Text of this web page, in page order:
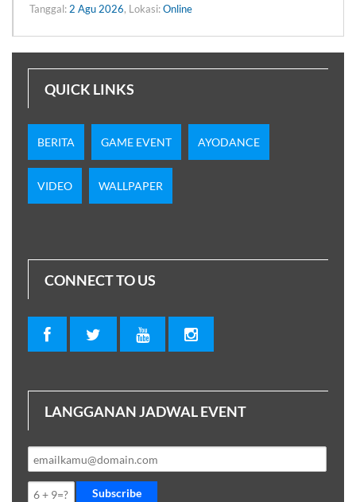
Tanggal: 2 Agu 2026, Lokasi:Online
QUICK LINKS
BERITA GAME EVENT AYODANCE
VIDEO WALLPAPER
CONNECT TO US
LANGGANAN JADWAL EVENT
Subscribe